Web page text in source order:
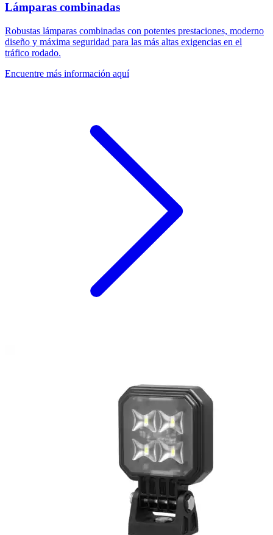
Lámparas combinadas
Robustas lámparas combinadas con potentes prestaciones, moderno
diseño y máxima seguridad para las más altas exigencias en el
tráfico rodado.
Encuentre más información aquí